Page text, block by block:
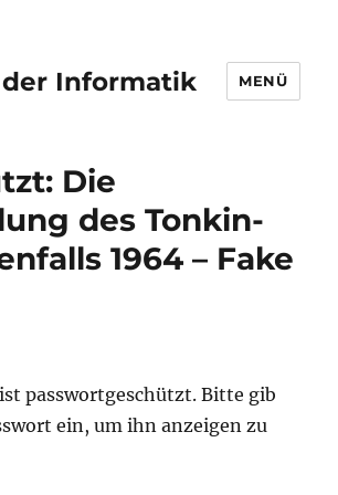
Informatik MENÜ
Die
des Tonkin-
1964 – Fake
passwortgeschützt. Bitte gib
ein, um ihn anzeigen zu